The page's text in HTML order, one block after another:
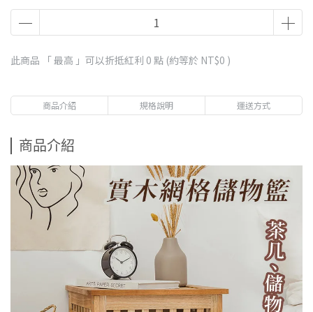
此商品 「 最高 」可以折抵紅利 0 點 (約等於 NT$0 )
商品介紹 規格說明 運送方式
商品介紹